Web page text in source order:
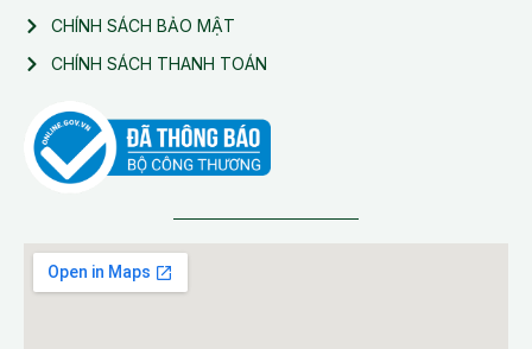
CHÍNH SÁCH BẢO MẬT
CHÍNH SÁCH THANH TOÁN